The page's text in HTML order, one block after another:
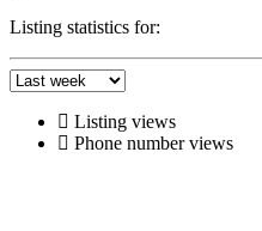
Listing statistics for:
Listing views
Phone number views